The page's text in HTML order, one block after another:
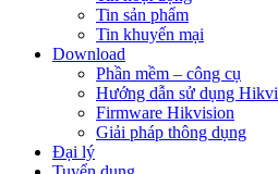
Tin sản phẩm
Tin khuyến mại
Download
Phần mềm – công cụ
Hướng dẫn sử dụng
Firmware Hikvision
Giải pháp thông dụng
Đại lý